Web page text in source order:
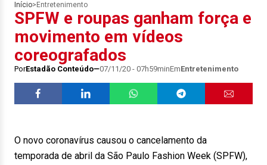
Início> Entretenimento
SPFW e roupas ganham força e
movimento em vídeos
coreografados
PorEstadão Conteúdo 07/11/20 - 07h59minEmEntretenimento
O novo coronavírus causou o cancelamento da
temporada de abril da São Paulo Fashion Week (SPFW),